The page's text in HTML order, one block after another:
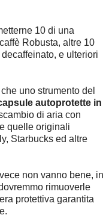
10 di una
Robusta, altre 10
e ulteriori
uno strumento del
autoprotette in
di aria con
quelle originali
Starbucks ed altre
non vanno bene, in
rimuoverle
protettiva garantita